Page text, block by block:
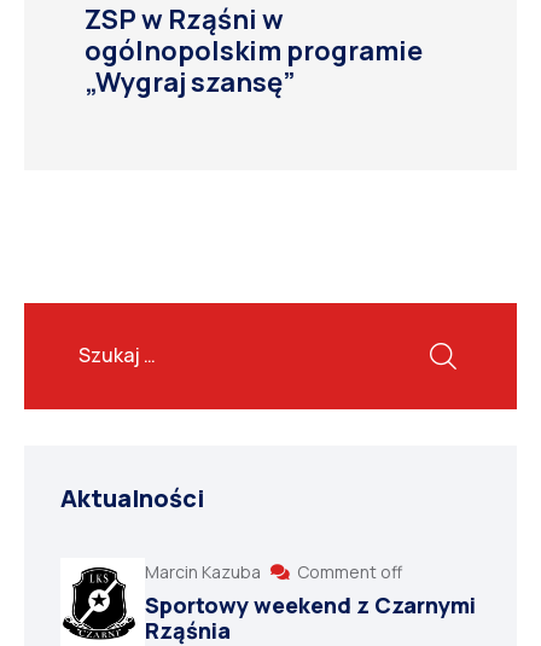
ZSP w Rząśni w
ogólnopolskim programie
„Wygraj szansę”
Aktualności
Marcin Kazuba Comment off
Sportowy weekend z Czarnymi
Rząśnia